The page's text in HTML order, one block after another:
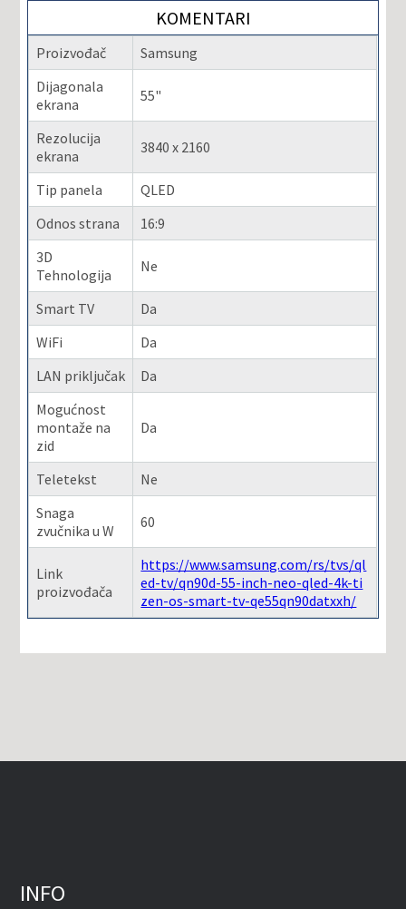
KOMENTARI
Proizvođač
Samsung
Dijagonala
ekrana
55"
Rezolucija
ekrana
3840 x 2160
Tip panela
QLED
Odnos strana
16:9
3D
Tehnologija
Ne
Smart TV
Da
WiFi
Da
LAN priključak
Da
Mogućnost
montaže na
zid
Da
Teletekst
Ne
Snaga
zvučnika u W
60
Link
proizvođača
https://www.samsung.com/rs/tvs/ql
ed-tv/qn90d-55-inch-neo-qled-4k-ti
zen-os-smart-tv-qe55qn90datxxh/
INFO